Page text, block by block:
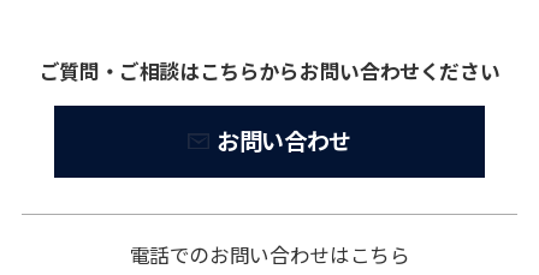
ご質問・ご相談はこちらからお問い合わせください
お問い合わせ
電話でのお問い合わせはこちら